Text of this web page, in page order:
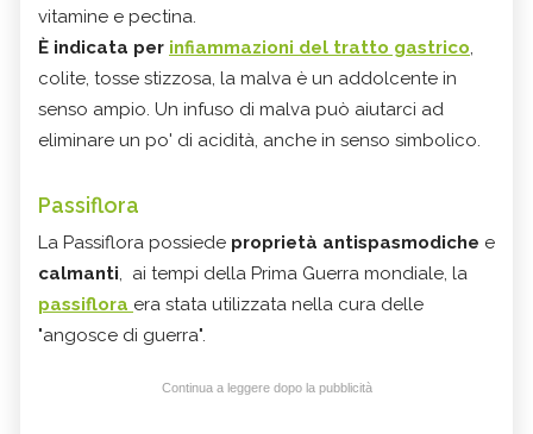
vitamine e pectina.
È indicata per infiammazioni del tratto gastrico,
colite, tosse stizzosa, la malva è un addolcente in
senso ampio. Un infuso di malva può aiutarci ad
eliminare un po' di acidità, anche in senso simbolico.
Passiflora
La Passiflora possiede proprietà antispasmodiche e
calmanti, ai tempi della Prima Guerra mondiale, la
passiflora era stata utilizzata nella cura delle
"angosce di guerra".
Continua a leggere dopo la pubblicità